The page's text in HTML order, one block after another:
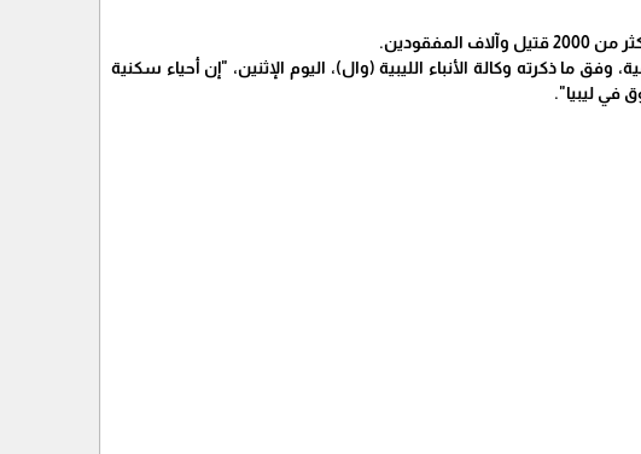
ذكرته وكالة الأنباء الليبية (وال)، اليوم الإثنين، "إن أحياء سكنية
في ليبيا".